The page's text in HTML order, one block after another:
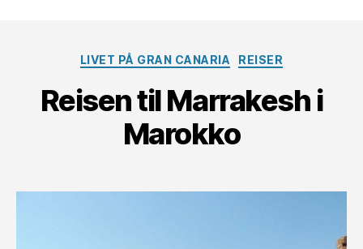
Kategorier
LIVET PÅ GRAN CANARIA REISER
Reisen til Marrakesh i
Marokko